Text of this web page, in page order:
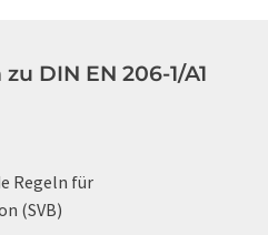
DIN EN 206-1/A1
Regeln für
(SVB)